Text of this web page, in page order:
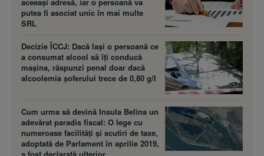
putea fi asociat unic în mai multe
SRL
Decizie ÎCCJ: Dacă laşi o persoană ce
a consumat alcool să îţi conducă
maşina, răspunzi penal doar dacă
alcoolemia şoferului trece de 0,80 g/l
Cum urma să devină Insula Belina un
adevărat paradis fiscal: O lege cu
numeroase facilităţi şi scutiri de taxe,
adoptată de Parlament în aprilie 2019,
a fost declarată ulterior